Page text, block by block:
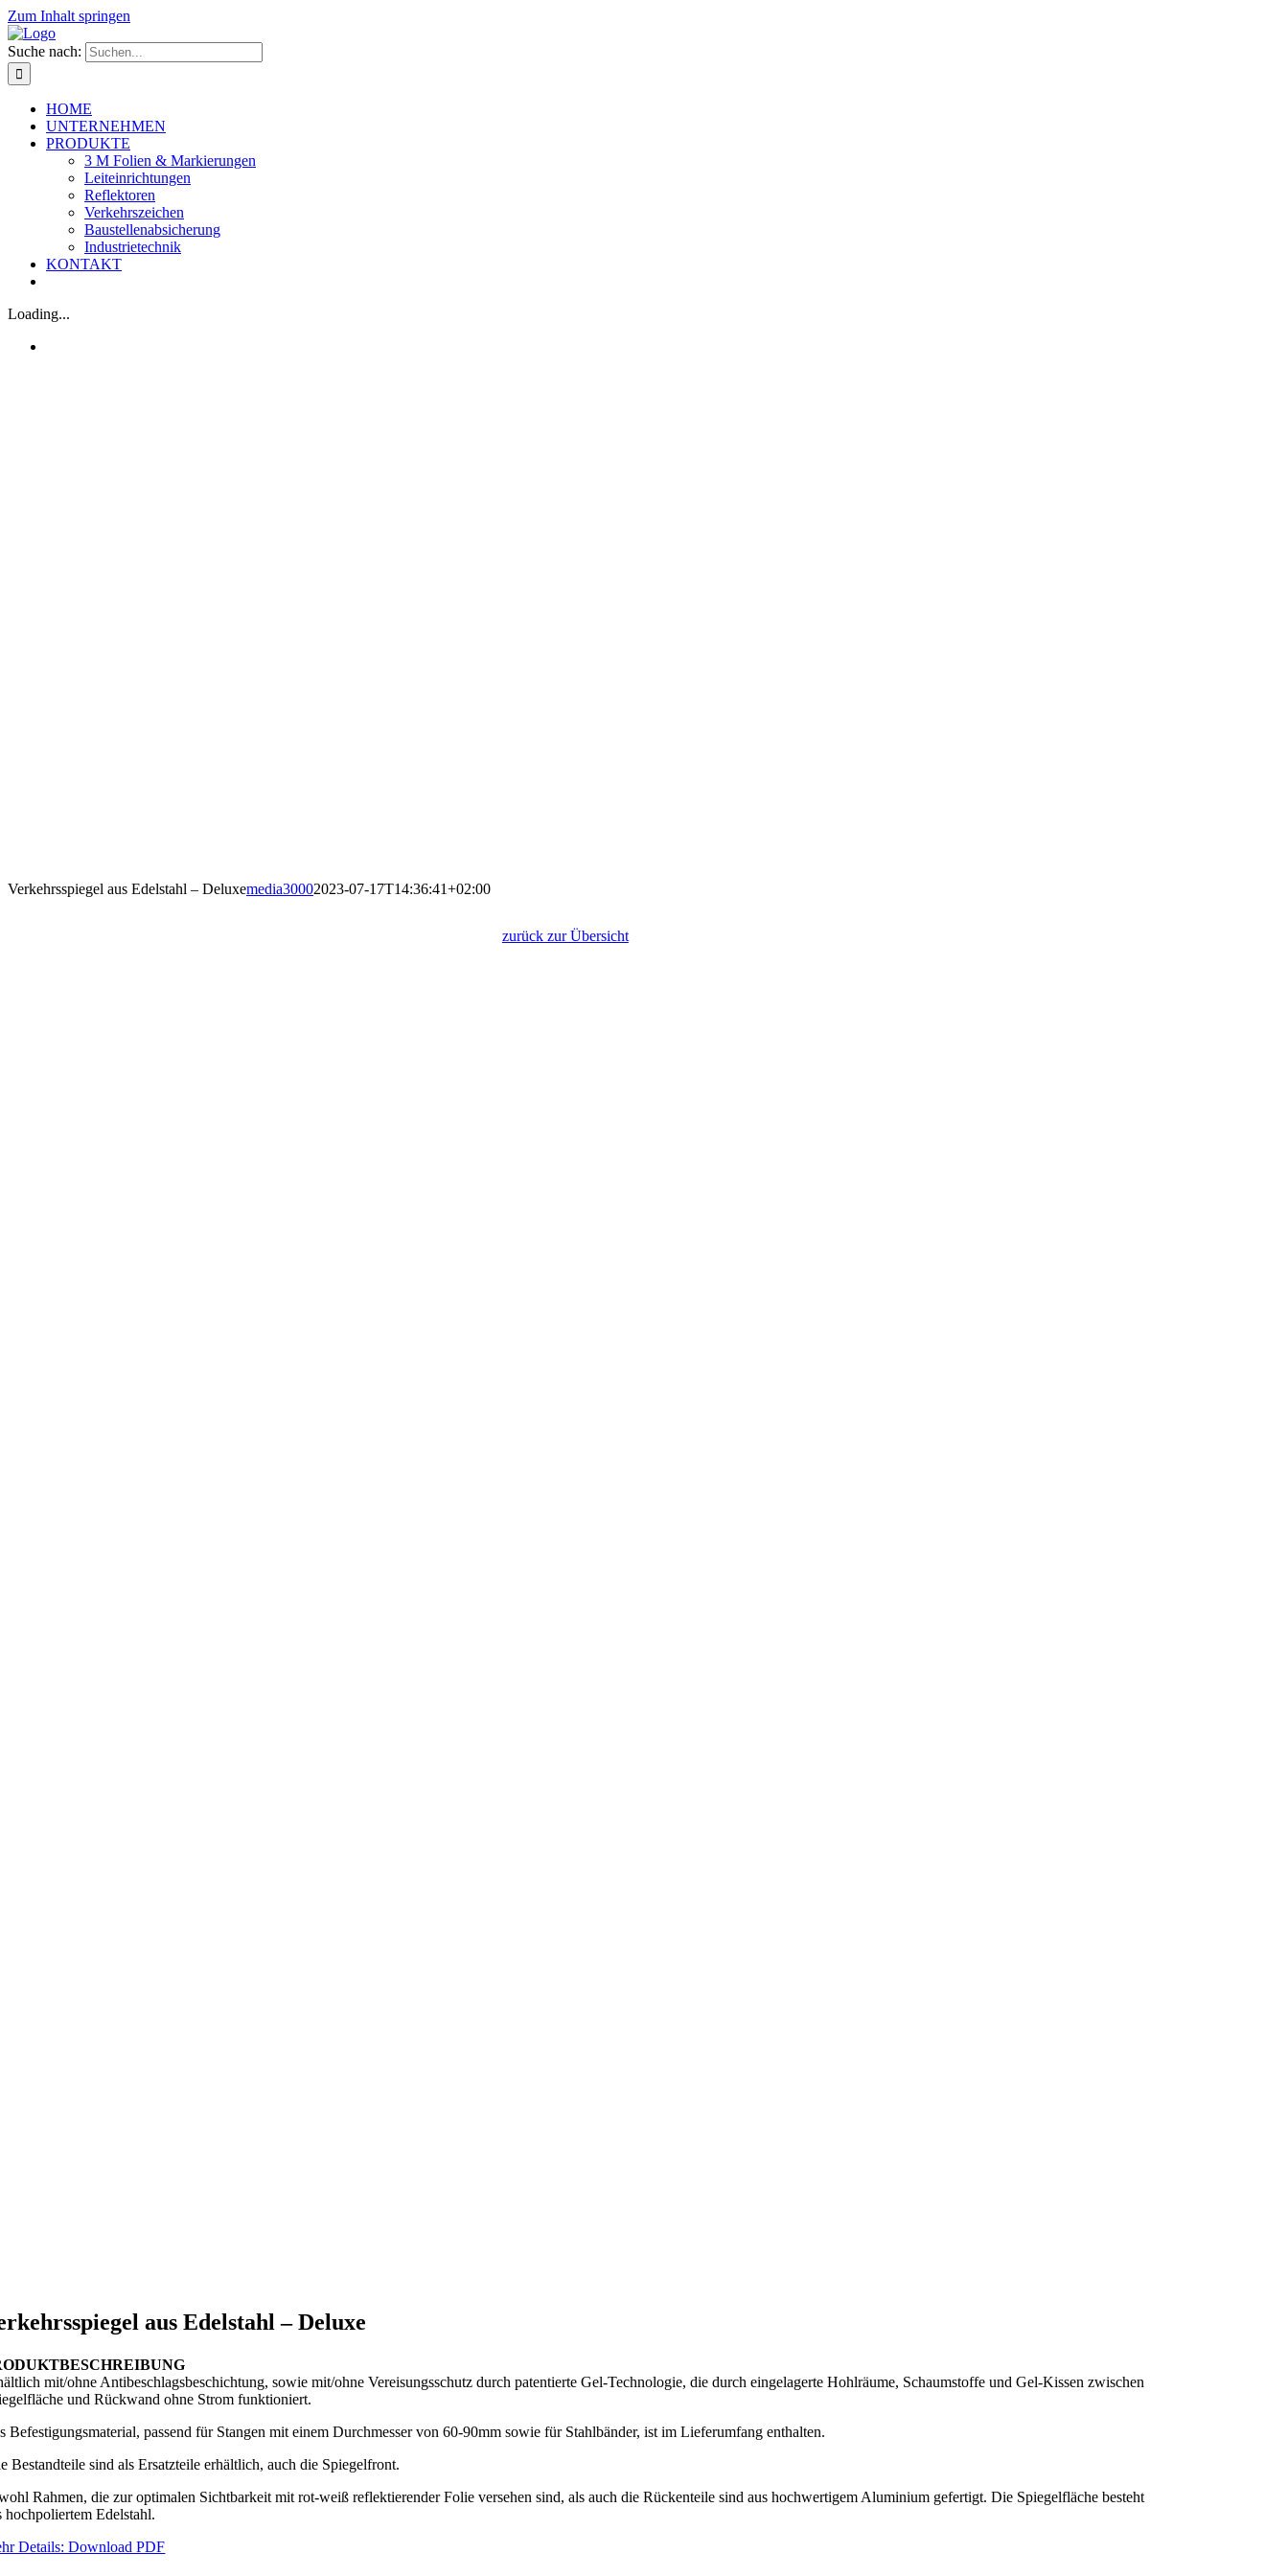
Zum Inhalt springen
Suche nach:
HOME
UNTERNEHMEN
PRODUKTE
3 M Folien & Markierungen
Leiteinrichtungen
Reflektoren
Verkehrszeichen
Baustellenabsicherung
Industrietechnik
KONTAKT
Loading...
Verkehrsspiegel aus Edelstahl – Deluxemedia30002023-07-17T14:36:41+02:00
zurück zur Übersicht
aus Edelstahl – Deluxe
mit/ohne Antibeschlagsbeschichtung, sowie mit/ohne Vereisungsschutz durch patentierte Gel-Technologie, die durch eingelagerte Hohlräume, Schaumstoffe und Gel-Kissen zwischen
und Rückwand ohne Strom funktioniert.
Befestigungsmaterial, passend für Stangen mit einem Durchmesser von 60-90mm sowie für Stahlbänder, ist im Lieferumfang enthalten.
Bestandteile sind als Ersatzteile erhältlich, auch die Spiegelfront.
Rahmen, die zur optimalen Sichtbarkeit mit rot-weiß reflektierender Folie versehen sind, als auch die Rückenteile sind aus hochwertigem Aluminium gefertigt. Die Spiegelfläche besteht
hochpoliertem Edelstahl.
Details: Download PDF